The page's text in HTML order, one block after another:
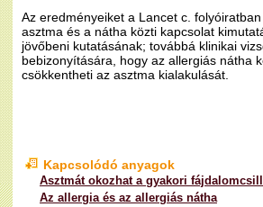
Az eredményeiket a Lancet c.
asztma és a nátha közti kapcsolat
jövőbeni kutatásának; továbbá klinikai
bebizonyítására, hogy az allergiás nátha
csökkentheti az asztma kialakulását.
Kapcsolódó anyagok
Asztmát okozhat a gyakori
Az allergia és az allergiás nátha